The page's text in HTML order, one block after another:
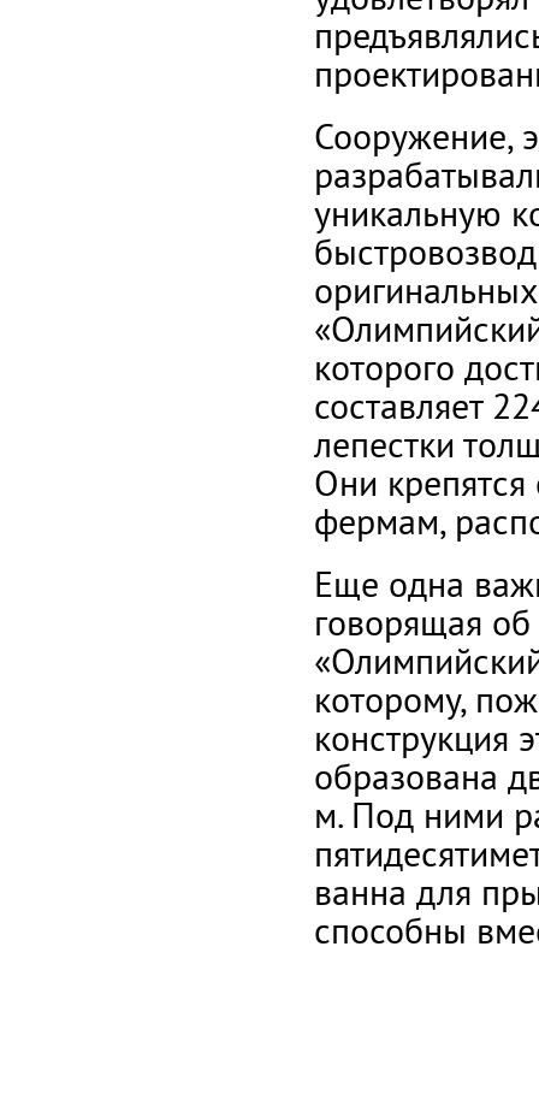
Сооружение,
уникальную
которого
составляет
лепестки
Они
фермам,
Еще одна
говорящая
которому,
конструкция
образована
м. Под ними
ванна для
способны